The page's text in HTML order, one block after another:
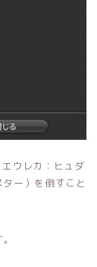
ウレカ：ヒュダ
ー）を倒すこと